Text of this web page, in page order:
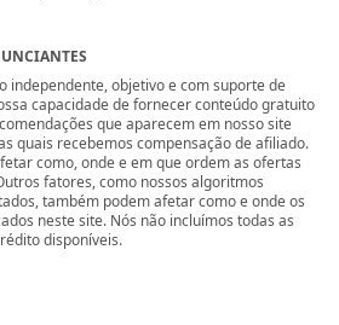
independente, objetivo e com suporte de
capacidade de fornecer conteúdo gratuito
que aparecem em nosso site
quais recebemos compensação de afiliado.
como, onde e em que ordem as ofertas
fatores, como nossos algoritmos
também podem afetar como e onde os
neste site. Nós não incluímos todas as
disponíveis.